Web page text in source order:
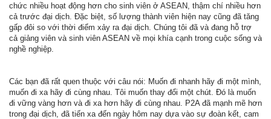
chức nhiều hoạt động hơn cho sinh viên ở ASEAN, thậm chí nhiều hơn
cả trước đại dịch. Đặc biệt, số lượng thành viên hiện nay cũng đã tăng
gấp đôi so với thời điểm xảy ra đại dịch. Chúng tôi đã và đang hỗ trợ
cả giảng viên và sinh viên ASEAN về mọi khía cạnh trong cuộc sống và
nghề nghiệp.
Các bạn đã rất quen thuộc với câu nói: Muốn đi nhanh hãy đi một mình,
muốn đi xa hãy đi cùng nhau. Tôi muốn thay đổi một chút. Đó là muốn
đi vững vàng hơn và đi xa hơn hãy đi cùng nhau. P2A đã mạnh mẽ hơn
trong đại dịch, đã tiến xa đến ngày hôm nay dựa vào sự đoàn kết, cam